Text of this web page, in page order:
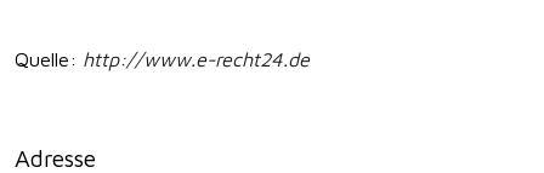
Quelle: http://www.e-recht24.de
Adresse